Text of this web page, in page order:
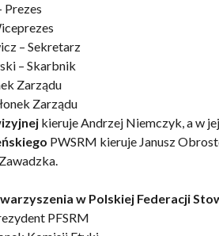
Prezes
– Sekretarz
– Skarbnik
Zarządu
Zarządu
kieruje Andrzej Niemczyk, a w
PWSRM kieruje Janusz
w Polskiej Federacji
PFSRM